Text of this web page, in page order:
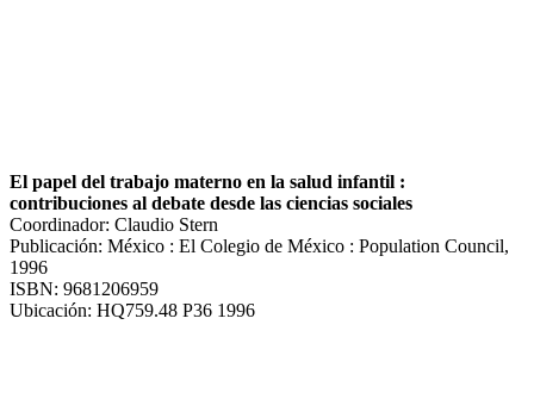
El papel del trabajo materno en la salud infantil :
contribuciones al debate desde las ciencias sociales
Coordinador: Claudio Stern
Publicación: México : El Colegio de México : Population Council,
1996
ISBN: 9681206959
Ubicación: HQ759.48 P36 1996